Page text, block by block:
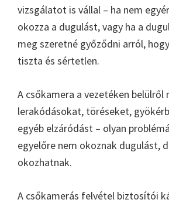
vizsgálatot is vállal – ha nem
okozza a dugulást, vagy ha a
meg szeretné győződni arról,
tiszta és sértetlen.
A csőkamera a vezetéken
lerakódásokat, töréseket,
egyéb elzáródást – olyan
egyelőre nem okoznak dugulást,
okozhatnak.
A csőkamerás felvétel biztosítói